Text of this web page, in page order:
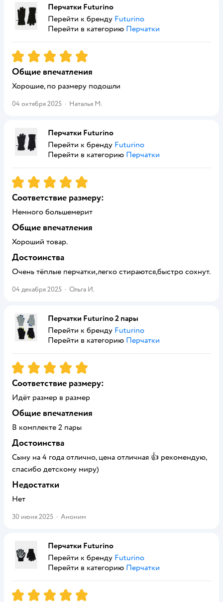
Перчатки Futurino
Перейти к бренду Futurino
Перейти в категорию Перчатки
Рейтинг:5
Общие впечатления
Хорошие, по размеру подошли
04 октября 2025 · Наталья М.
Перчатки Futurino
Перейти к бренду Futurino
Перейти в категорию Перчатки
Рейтинг:5
Соответствие размеру:
Немного большемерит
Общие впечатления
Хороший товар.
Достоинства
Очень тёплые перчатки,легко стираются,быстро сохнут.
04 декабря 2025 · Ольга И.
Перчатки Futurino 2 пары
Перейти к бренду Futurino
Перейти в категорию Перчатки
Рейтинг:5
Соответствие размеру:
Идёт размер в размер
Общие впечатления
В комплекте 2 пары
Достоинства
Сыну на 4 года отлично, цена отличная 👍 рекомендую,
спасибо детскому миру)
Недостатки
Нет
30 июня 2025 · Аноним
Перчатки Futurino
Перейти к бренду Futurino
Перейти в категорию Перчатки
Рейтинг:5